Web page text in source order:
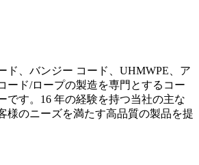
ド、バンジー コード、UHMWPE、ア
ード/ロープの製造を専門とするコー
です。16 年の経験を持つ当社の主な
様のニーズを満たす高品質の製品を提